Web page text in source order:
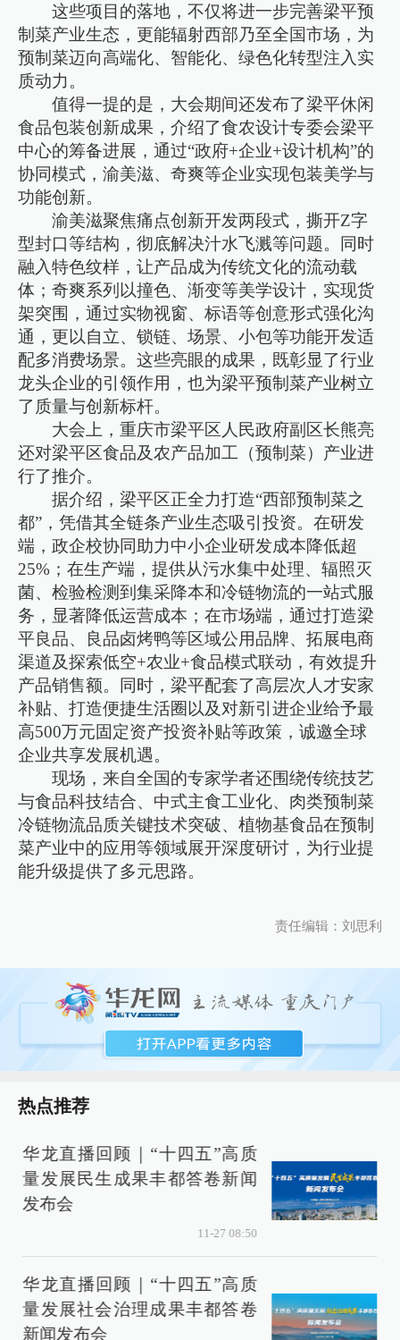
这些项目的落地，不仅将进一步完善梁平预
制菜产业生态，更能辐射西部乃至全国市场，为
预制菜迈向高端化、智能化、绿色化转型注入实
质动力。
值得一提的是，大会期间还发布了梁平休闲
食品包装创新成果，介绍了食农设计专委会梁平
中心的筹备进展，通过“政府+企业+设计机构”的
协同模式，渝美滋、奇爽等企业实现包装美学与
功能创新。
渝美滋聚焦痛点创新开发两段式，撕开Z字
型封口等结构，彻底解决汁水飞溅等问题。同时
融入特色纹样，让产品成为传统文化的流动载
体；奇爽系列以撞色、渐变等美学设计，实现货
架突围，通过实物视窗、标语等创意形式强化沟
通，更以自立、锁链、场景、小包等功能开发适
配多消费场景。这些亮眼的成果，既彰显了行业
龙头企业的引领作用，也为梁平预制菜产业树立
了质量与创新标杆。
大会上，重庆市梁平区人民政府副区长熊亮
还对梁平区食品及农产品加工（预制菜）产业进
行了推介。
据介绍，梁平区正全力打造“西部预制菜之
都”，凭借其全链条产业生态吸引投资。在研发
端，政企校协同助力中小企业研发成本降低超
25%；在生产端，提供从污水集中处理、辐照灭
菌、检验检测到集采降本和冷链物流的一站式服
务，显著降低运营成本；在市场端，通过打造梁
平良品、良品卤烤鸭等区域公用品牌、拓展电商
渠道及探索低空+农业+食品模式联动，有效提升
产品销售额。同时，梁平配套了高层次人才安家
补贴、打造便捷生活圈以及对新引进企业给予最
高500万元固定资产投资补贴等政策，诚邀全球
企业共享发展机遇。
现场，来自全国的专家学者还围绕传统技艺
与食品科技结合、中式主食工业化、肉类预制菜
冷链物流品质关键技术突破、植物基食品在预制
菜产业中的应用等领域展开深度研讨，为行业提
能升级提供了多元思路。
责任编辑：刘思利
热点推荐
华龙直播回顾｜“十四五”高质
量发展民生成果丰都答卷新闻
发布会
11-27 08:50
华龙直播回顾｜“十四五”高质
量发展社会治理成果丰都答卷
新闻发布会